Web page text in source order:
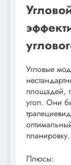
Угловые
площадей,
угол. Они
планировку.
Плюсы: